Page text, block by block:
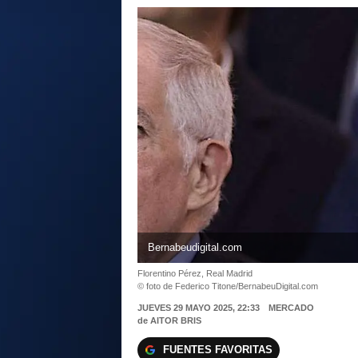
Bernabeudigital.com
Florentino Pérez, Real Madrid
© foto de Federico Titone/BernabeuDigital.com
JUEVES 29 MAYO 2025, 22:33
MERCADO
de AITOR BRIS
FUENTES FAVORITAS